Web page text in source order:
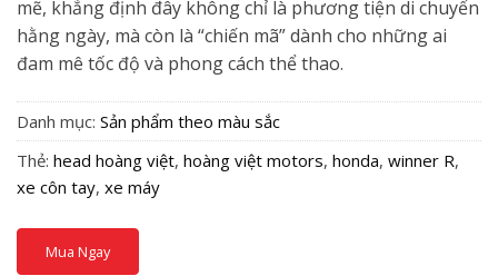
Với sự bổ sung chữ“R” – Racing , Winner R không chỉ
đơn thuần là bản nâng cấp, mà còn là tuyên ngôn về
tốc độ, bản lĩnh và phong cách thể thao đích thực.
Trong bài viết này, hãy cùngHEAD Hoàng Việtkhám
phá chi tiết vềthiết kế, động cơ, công nghệ, tiện ích
cũng như những điểm đáng mong đợi nhất trên
Winner R 2025 trên thị trường xe côn tay Việt Nam.
mẽ, khẳng định đây không chỉ là phương tiện di chuyển
hằng ngày, mà còn là “chiến mã” dành cho những ai
đam mê tốc độ và phong cách thể thao.
Danh mục: Sản phẩm theo màu sắc
Thẻ: head hoàng việt, hoàng việt motors, honda, winner R,
xe côn tay, xe máy
Mua Ngay